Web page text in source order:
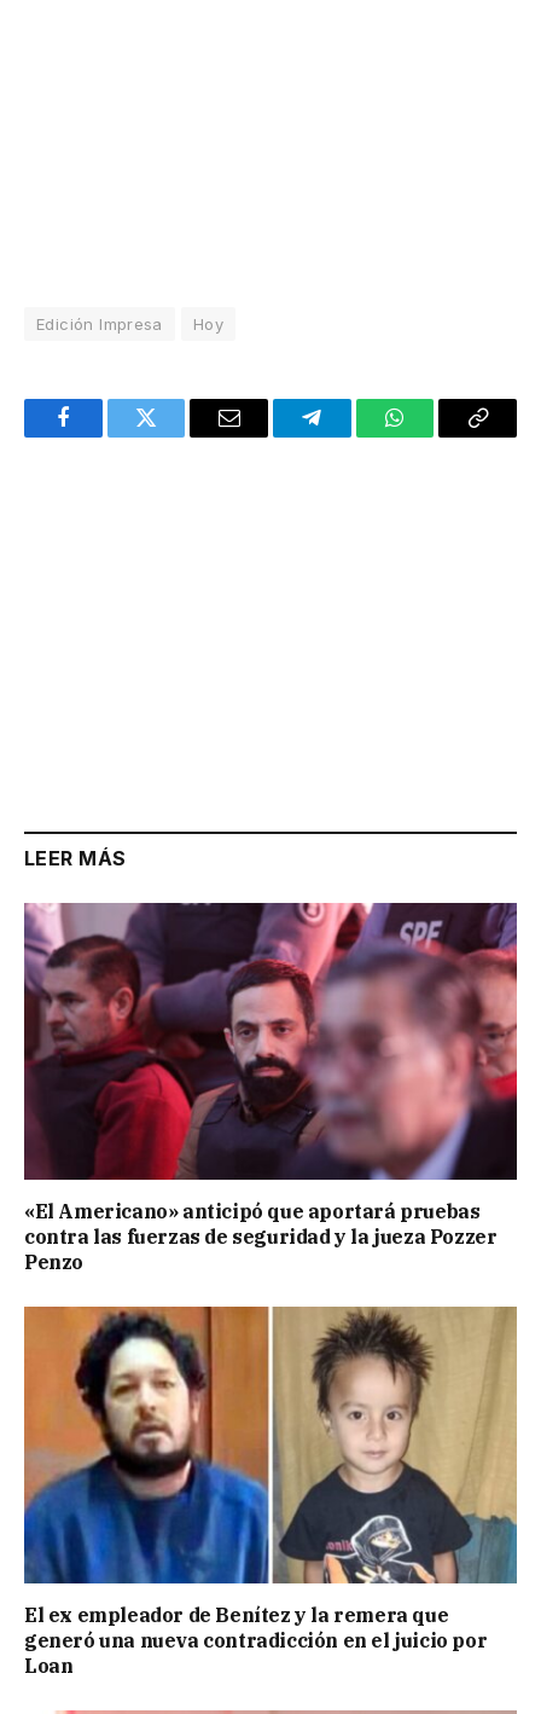
Edición Impresa Hoy
FacebookTwitter Email TelegramWhatsAppCopy
LEER MÁS
«El Americano» anticipó que aportará pruebas
contra las fuerzas de seguridad y la jueza Pozzer
Penzo
El ex empleador de Benítez y la remera que
generó una nueva contradicción en el juicio por
Loan